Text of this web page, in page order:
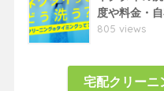
度や料金・
805 views
宅配クリー